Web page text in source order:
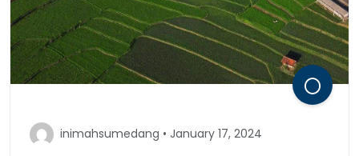
inimahsumedang • January 17, 2024